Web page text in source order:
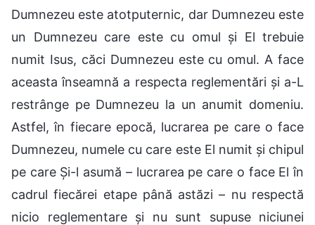
Dumnezeu este atotputernic, dar Dumnezeu este
un Dumnezeu care este cu omul și El trebuie
numit Isus, căci Dumnezeu este cu omul. A face
aceasta înseamnă a respecta reglementări și a-L
restrânge pe Dumnezeu la un anumit domeniu.
Astfel, în fiecare epocă, lucrarea pe care o face
Dumnezeu, numele cu care este El numit și chipul
pe care Și-l asumă – lucrarea pe care o face El în
cadrul fiecărei etape până astăzi – nu respectă
nicio reglementare și nu sunt supuse niciunei